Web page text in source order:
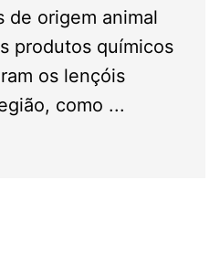
de origem animal
produtos químicos
os lençóis
como ...